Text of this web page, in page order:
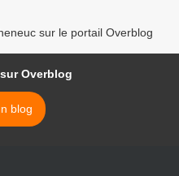
sur le portail Overblog
Overblog
blog